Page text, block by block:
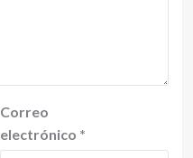
Correo
electrónico *